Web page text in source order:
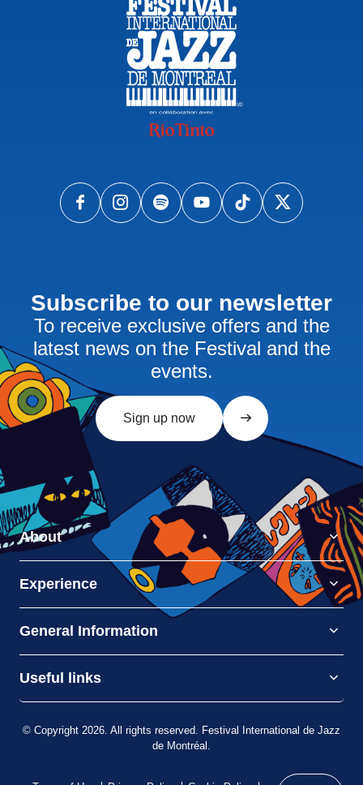
Subscribe to our newsletter
To receive exclusive offers and the
latest news on the Festival and the
events.
Sign up now
About
Experience
General Information
Useful links
© Copyright 2026. All rights reserved. Festival International de Jazz
de Montréal.